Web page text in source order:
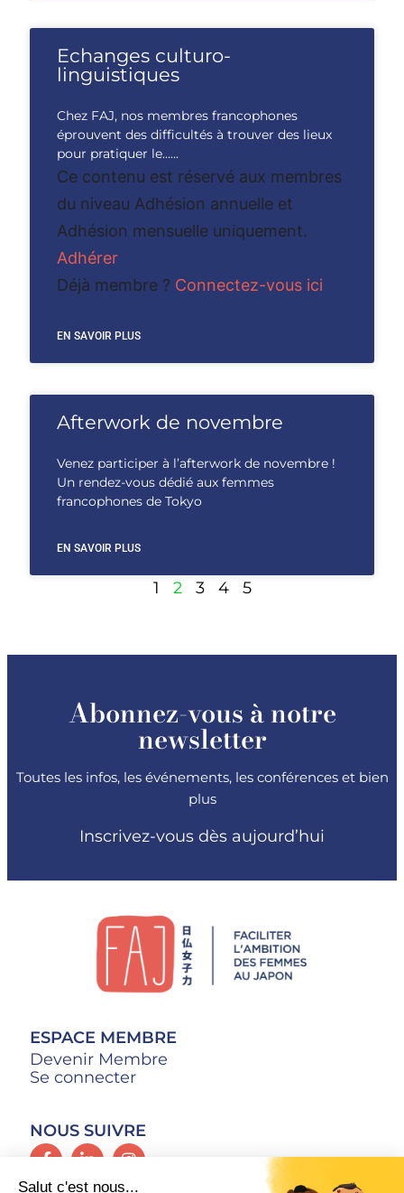
Echanges culturo-
linguistiques
Chez FAJ, nos membres francophones
éprouvent des difficultés à trouver des lieux
pour pratiquer le…...
Ce contenu est réservé aux membres
du niveau Adhésion annuelle et
Adhésion mensuelle uniquement.
Adhérer
Déjà membre ? Connectez-vous ici
EN SAVOIR PLUS
Afterwork de novembre
Venez participer à l’afterwork de novembre !
Un rendez-vous dédié aux femmes
francophones de Tokyo
EN SAVOIR PLUS
1 2 3 4 5
Abonnez-vous à notre
newsletter
Toutes les infos, les événements, les conférences et bien
plus
Inscrivez-vous dès aujourd’hui
ESPACE MEMBRE
Devenir Membre
Se connecter
NOUS SUIVRE